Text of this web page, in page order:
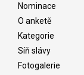
Nominace
O anketě
Kategorie
Síň slávy
Fotogalerie